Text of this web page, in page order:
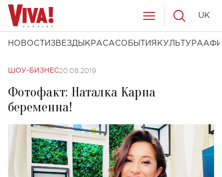
НОВОСТИ ЗВЕЗДЫ КРАСАСОБЫТИЯ КУЛЬТУРА
UK
ШОУ-БИЗНЕС20.08.2019
Фотофакт: Наталка Карпа
беременна!